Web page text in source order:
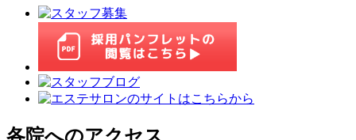
各院へのアクセス